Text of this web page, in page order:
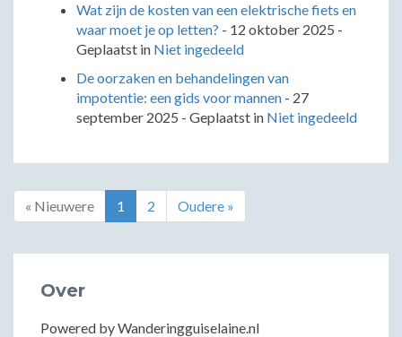
Wat zijn de kosten van een elektrische fiets en
waar moet je op letten? - 12 oktober 2025 -
Geplaatst in Niet ingedeeld
De oorzaken en behandelingen van
impotentie: een gids voor mannen - 27
september 2025 - Geplaatst in Niet ingedeeld
« Nieuwere 1 2 Oudere »
Over
Powered by Wanderingguiselaine.nl